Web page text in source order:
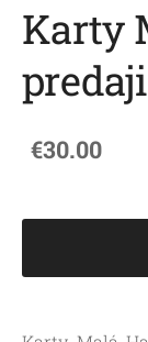
Karty
predaji
€30.00